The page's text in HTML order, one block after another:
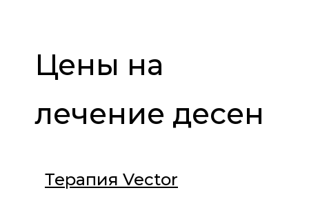
Цены на
лечение десен
Терапия Vector